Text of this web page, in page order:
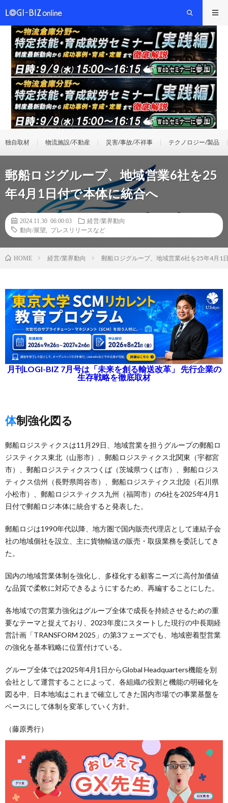
独自取材 物流施設/不動産 災害/事故/不祥事 テクノロジー/製品
郵船ロジグループ、地域営業6社を25
年4月1日付で本体に統合へ
2024.11.30 06:00:03
経営/業界動向
動向/展望
プレスリリースなど
HOME 経営/業界動向 郵船ロジグループ、地域営業6社を25年4月1
月刊LOGI-BIZ 7月号は「未来を創る輸送改革」 先行企業の
生存戦略を徹底取材
体制強化図る
郵船ロジスティクスは11月29日、地域営業を担うグループの郵船ロ
ジスティクス東北（山形市）、郵船ロジスティクス北関東（宇都宮
市）、郵船ロジスティクスつくば（茨城県つくば市）、郵船ロジス
ティクス信州（長野県岡谷市）、郵船ロジスティクス北陸（石川県
小松市）、郵船ロジスティクス九州（福岡市）の6社を2025年4月1
日付で郵船ロジ本体に統合すると発表した。
郵船ロジは1990年代以降、地方圏で国内販売代理店として連結子会
社の地域個社を設立、主に貨物輸送の販売・取扱業務を委託してき
た。
国内の地域営業体制を強化し、多様化する顧客ニーズに高付加価値
な品質で柔軟に対応できるようにするため、再編することにした。
各地域での営業力強化はグループ全体で成長を持続させるための重
要なテーマと捉えており、2023年度にスタートした現行の中長期経
営計画「TRANSFORM 2025」の第3フェーズでも、地域密着型営業
の強化を基本戦略に位置付けている。
グループ全体では2025年4月1日からGlobal Headquarters機能を別
会社として運営することによって、各組織の役割と機能の明確化を
図る中、日本地域はこれまで確立してきた国内市場での事業基盤を
ベースにして体制を変革していく方針。
（藤原秀行）